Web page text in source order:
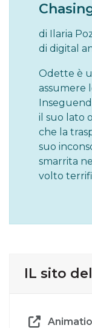
di Ilaria
di digital
Odette è
assumere
il suo lato
che la
suo
smarrita
volto
IL sito